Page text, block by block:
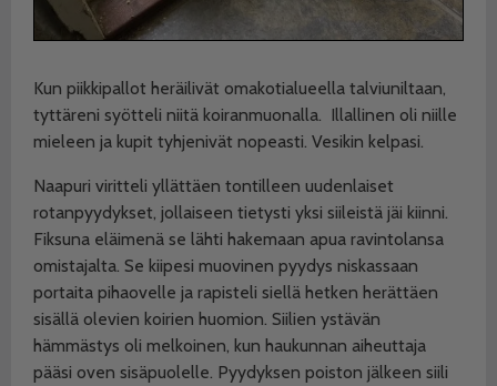
Kun piikkipallot heräilivät omakotialueella talviuniltaan,
tyttäreni syötteli niitä koiranmuonalla. Illallinen oli niille
mieleen ja kupit tyhjenivät nopeasti. Vesikin kelpasi.
Naapuri viritteli yllättäen tontilleen uudenlaiset
rotanpyydykset, jollaiseen tietysti yksi siileistä jäi kiinni.
Fiksuna eläimenä se lähti hakemaan apua ravintolansa
omistajalta. Se kiipesi muovinen pyydys niskassaan
portaita pihaovelle ja rapisteli siellä hetken herättäen
sisällä olevien koirien huomion. Siilien ystävän
hämmästys oli melkoinen, kun haukunnan aiheuttaja
pääsi oven sisäpuolelle. Pyydyksen poiston jälkeen siili